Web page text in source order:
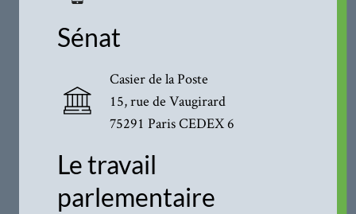
Sénat
Casier de la Poste
15, rue de Vaugirard
75291 Paris CEDEX 6
Le travail
parlementaire